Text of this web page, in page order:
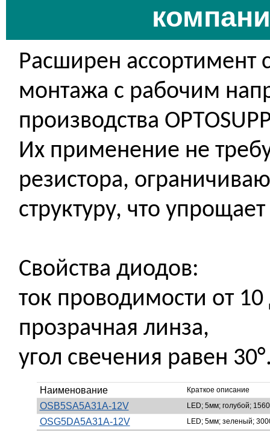
Расширен ассортимент
монтажа с рабочим
производства
Их применение не
резистора,
структуру, что
Свойства диодов:
ток проводимости от
прозрачная линза,
угол свечения равен
Наименование Краткое описание
OSB5SA5A31A-12V LED; 5мм; голубой;
OSG5DA5A31A-12V LED; 5мм; зеленый;